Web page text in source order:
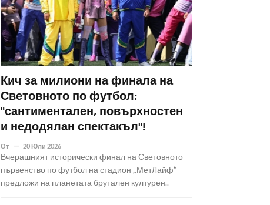
Кич за милиони на финала на
Световното по футбол:
"сантиментален, повърхностен
и недодялан спектакъл"!
От 20 Юли 2026
Вчерашният исторически финал на Световното
първенство по футбол на стадион „МетЛайф“
предложи на планетата брутален културен..